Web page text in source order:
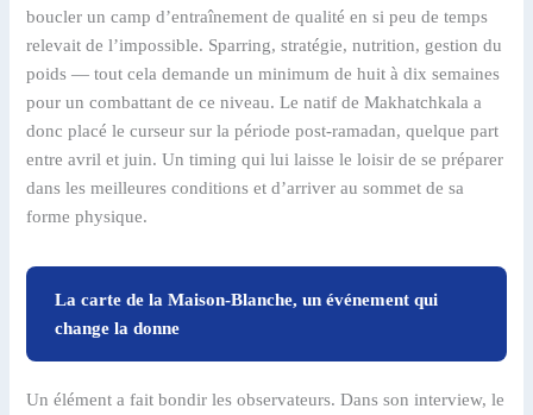
boucler un camp d’entraînement de qualité en si peu de temps
relevait de l’impossible. Sparring, stratégie, nutrition, gestion du
poids — tout cela demande un minimum de huit à dix semaines
pour un combattant de ce niveau. Le natif de Makhatchkala a
donc placé le curseur sur la période post-ramadan, quelque part
entre avril et juin. Un timing qui lui laisse le loisir de se préparer
dans les meilleures conditions et d’arriver au sommet de sa
forme physique.
La carte de la Maison-Blanche, un événement qui
change la donne
Un élément a fait bondir les observateurs. Dans son interview, le